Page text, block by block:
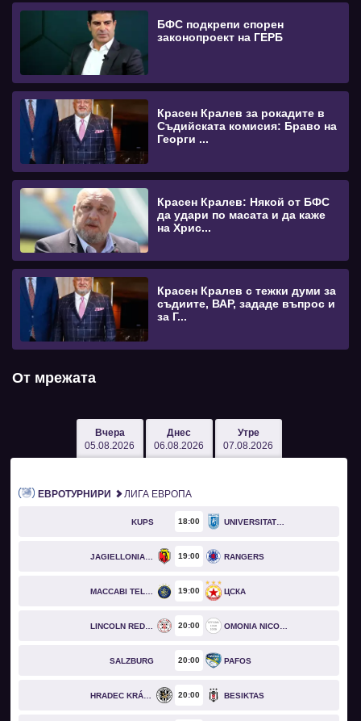
БФС подкрепи спорен
законопроект на ГЕРБ
Красен Кралев за рокадите в
Съдийската комисия: Браво на
Георги ...
Красен Кралев: Някой от БФС
да удари по масата и да каже
на Хрис...
Красен Кралев с тежки думи за
съдиите, ВАР, зададе въпрос и
за Г...
От мрежата
Вчера
05.08.2026
Днес
06.08.2026
Утре
07.08.2026
ЕВРОТУРНИРИ ЛИГА ЕВРОПА
KUPS 18 00 UNIVERSITATEA CRAIOVA
JAGIELLONIA BIAŁYSTOK 19 00 RANGERS
19 00 ЦСКА
LINCOLN RED IMPS 20 00 OMONIA NICOSIA
SALZBURG 20 00 PAFOS
HRADEC KRÁLOVÉ 20 00 BESIKTAS